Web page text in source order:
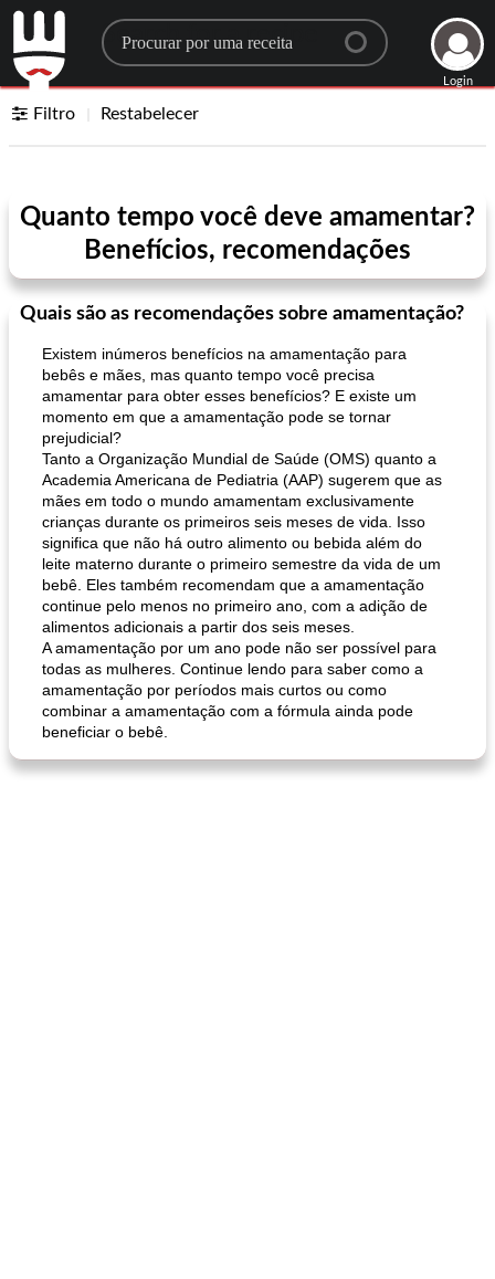
Search for a recipe
Login
Filtro Restabelecer
Quanto tempo você deve amamentar?
Benefícios, recomendações
Quais são as recomendações sobre amamentação?
Existem inúmeros benefícios na amamentação para
bebês e mães, mas quanto tempo você precisa
amamentar para obter esses benefícios? E existe um
momento em que a amamentação pode se tornar
prejudicial?
Tanto a Organização Mundial de Saúde (OMS) quanto a
Academia Americana de Pediatria (AAP) sugerem que as
mães em todo o mundo amamentam exclusivamente
crianças durante os primeiros seis meses de vida. Isso
significa que não há outro alimento ou bebida além do
leite materno durante o primeiro semestre da vida de um
bebê. Eles também recomendam que a amamentação
continue pelo menos no primeiro ano, com a adição de
alimentos adicionais a partir dos seis meses.
A amamentação por um ano pode não ser possível para
todas as mulheres. Continue lendo para saber como a
amamentação por períodos mais curtos ou como
combinar a amamentação com a fórmula ainda pode
beneficiar o bebê.